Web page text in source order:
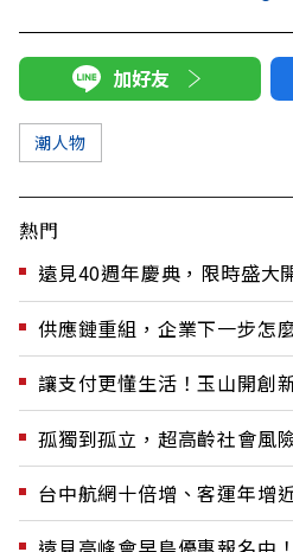
加好友
潮人物
熱門
遠見40週年慶典，限時盛大
供應鏈重組，企業下一步怎
讓支付更懂生活！玉山開創
孤獨到孤立，超高齡社會風
台中航網十倍增、客運年增